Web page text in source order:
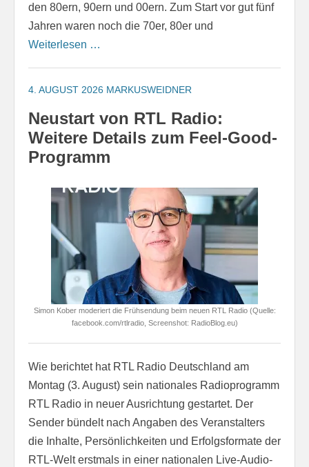
den 80ern, 90ern und 00ern. Zum Start vor gut fünf
Jahren waren noch die 70er, 80er und
Weiterlesen …
4. AUGUST 2026 MARKUSWEIDNER
Neustart von RTL Radio:
Weitere Details zum Feel-Good-
Programm
Simon Kober moderiert die Frühsendung beim neuen RTL Radio (Quelle:
facebook.com/rtlradio, Screenshot: RadioBlog.eu)
Wie berichtet hat RTL Radio Deutschland am
Montag (3. August) sein nationales Radioprogramm
RTL Radio in neuer Ausrichtung gestartet. Der
Sender bündelt nach Angaben des Veranstalters
die Inhalte, Persönlichkeiten und Erfolgsformate der
RTL-Welt erstmals in einer nationalen Live-Audio-